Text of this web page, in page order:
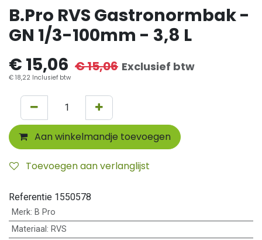
B.Pro RVS Gastronormbak -
GN 1/3-100mm - 3,8 L
€ 15,06 €15,06 Exclusief btw
€ 18,22 Inclusief btw
Aan winkelmandje toevoegen
Toevoegen aan verlanglijst
Referentie 1550578
Merk: B Pro
Materiaal : RVS